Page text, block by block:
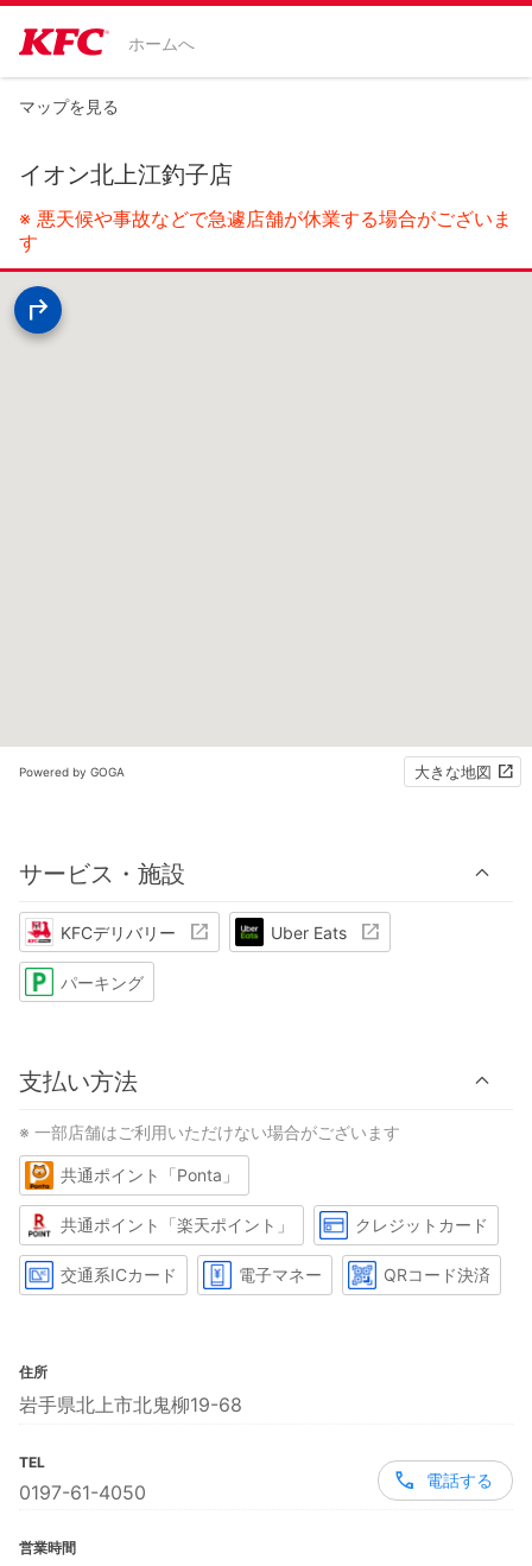
ホームへ
マップを見る
イオン北上江釣子店
※ 悪天候や事故などで急遽店舗が休業する場合がございま
す
Powered by GOGA 大きな地図
サービス・施設
KFCデリバリー Uber Eats
パーキング
支払い方法
※ 一部店舗はご利用いただけない場合がございます
共通ポイント「Ponta」
共通ポイント「楽天ポイント」 クレジットカード
交通系ICカード 電子マネー QRコード決済
住所
岩手県北上市北鬼柳19-68
TEL
0197-61-4050
電話する
営業時間